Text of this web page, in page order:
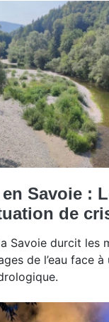
Savoie :
de
Savoie durcit les
de l’eau face